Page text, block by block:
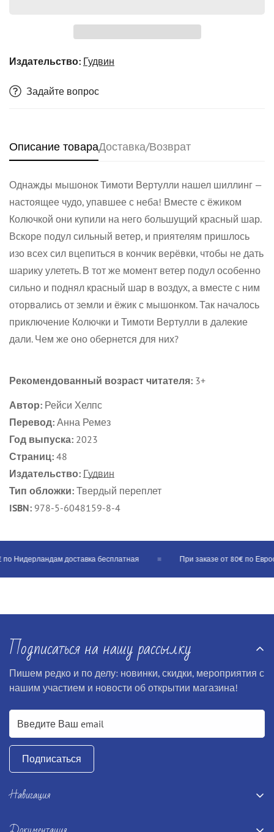
Издательство: Гудвин
Задайте вопрос
Описание товараДоставка/Возврат
Однажды мышонок Тимоти Вертулли нашел шиллинг —
настоящее чудо, упавшее с неба! Вместе с ёжиком
Колючкой они купили на него большущий красный шар.
Вскоре подул сильный ветер, и приятелям пришлось
изо всех сил вцепиться в кончик верёвки, чтобы не дать
шарику улететь. В тот же момент ветер подул особенно
сильно и поднял красный шар в воздух, а вместе с ним
оторвались от земли и ёжик с мышонком. Так началось
приключение Колючки и Тимоти Вертулли в далекие
дали. Чем же оно обернется для них?
Рекомендованный возраст читателя: 3+
Автор: Рейси Хелпс
Перевод: Анна Ремез
Год выпуска: 2023
Страниц: 48
Издательство: Гудвин
Тип обложки: Твердый переплет
ISBN: 978-5-6048159-8-4
Нидерландам доставка бесплатная При заказе от 80€ по
Подписаться на нашу рассылку
Пишем редко и по делу: новинки, скидки, мероприятия с
нашим участием и новости об открытии магазина!
Подписаться
Навигация
Confirm your age
Are you 18 years old or older?
No, I'm not